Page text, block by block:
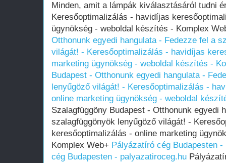
Minden, amit a lámpák kiválasztásáról tudni
Keresőoptimalizálás - havidíjas
ügynökség - weboldal készítés - Komplex
Otthonunk egyedi hangulata - Fedezze fel a
világát! - Keresőoptimalizálás - havidíjas
marketing ügynökség - weboldal készítés -
Budapest - Otthonunk egyedi hangulata -
lenyűgöző világát! - Keresőoptimalizálás -
online marketing ügynökség - weboldal
Szalagfüggöny Budapest - Otthonunk egyedi
szalagfüggönyök lenyűgöző világát! -
keresőoptimalizálás - online marketing
Komplex Web+ Pályázatíró cég Budapesten
cég Budapesten - palyazatiroceg.hu